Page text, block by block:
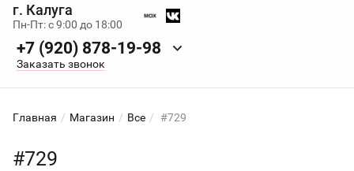
г. Калуга
Пн-Пт: с 9:00 до 18:00
+7 (920) 878-19-98
Заказать звонок
Главная / Магазин / Все / #729
#729